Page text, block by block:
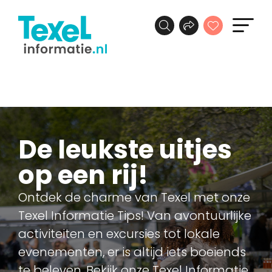
De leukste uitjes
op een rij!
Ontdek de charme van Texel met onze
Texel Informatie Tips! Van avontuurlijke
activiteiten en excursies tot lokale
evenementen, er is altijd iets boeiends